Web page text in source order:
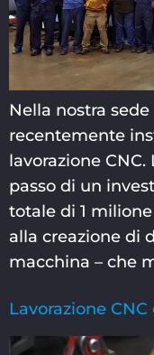
Nella nostra
recentemente
lavorazione
passo di un
totale di 1
alla creazione di
macchina – che
Lavorazione